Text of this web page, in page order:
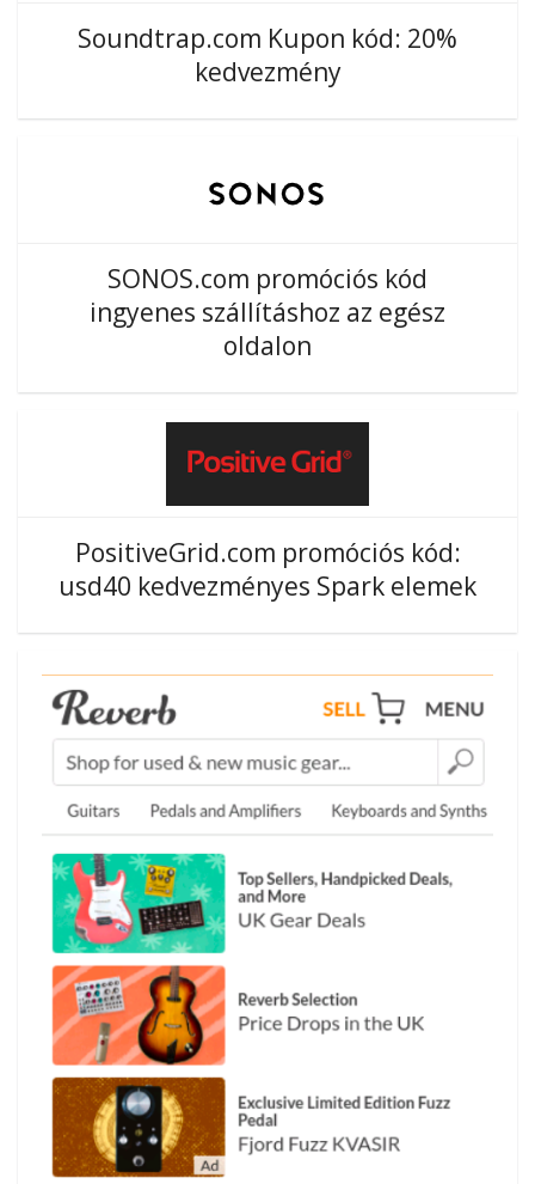
Soundtrap.com Kupon kód: 20%
kedvezmény
SONOS.com promóciós kód
ingyenes szállításhoz az egész
oldalon
PositiveGrid.com promóciós kód:
usd40 kedvezményes Spark elemek